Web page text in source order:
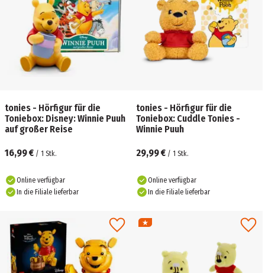
tonies - Hörfigur für die
Toniebox: Disney: Winnie Puuh
auf großer Reise
16,99 € / 1 Stk.
Online verfügbar
In die Filiale lieferbar
tonies - Hörfigur für die
Toniebox: Cuddle Tonies -
Winnie Puuh
29,99 € / 1 Stk.
Online verfügbar
In die Filiale lieferbar